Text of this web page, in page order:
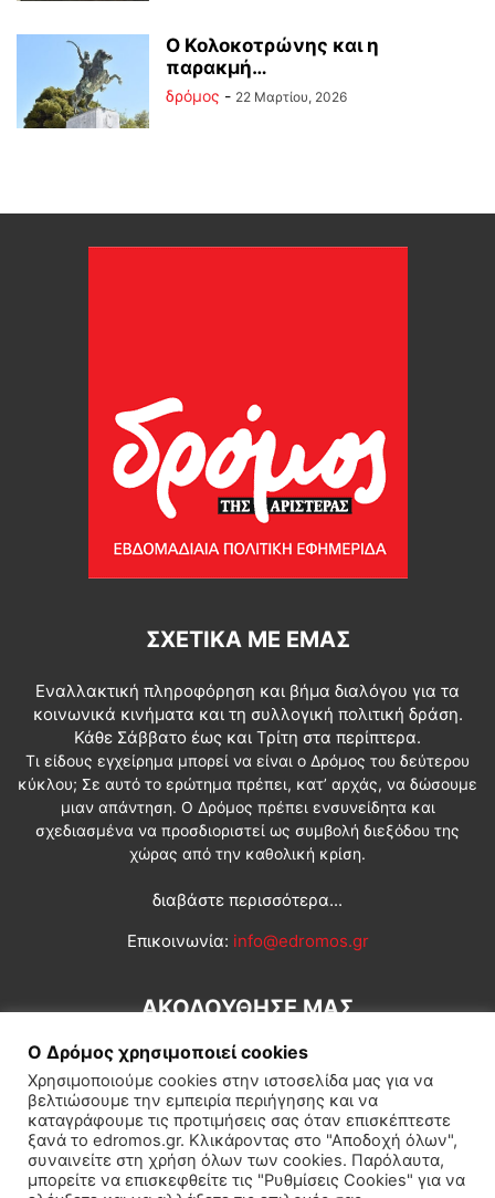
Ο Κολοκοτρώνης και η
παρακμή…
δρόμος - 22 Μαρτίου, 2026
ΣΧΕΤΙΚΆ ΜΕ ΕΜΆΣ
Εναλλακτική πληροφόρηση και βήμα διαλόγου για τα
κοινωνικά κινήματα και τη συλλογική πολιτική δράση.
Κάθε Σάββατο έως και Τρίτη στα περίπτερα.
Τι είδους εγχείρημα μπορεί να είναι ο Δρόμος του δεύτερου
κύκλου; Σε αυτό το ερώτημα πρέπει, κατ’ αρχάς, να δώσουμε
μιαν απάντηση. Ο Δρόμος πρέπει ενσυνείδητα και
σχεδιασμένα να προσδιοριστεί ως συμβολή διεξόδου της
χώρας από την καθολική κρίση.
διαβάστε περισσότερα...
Επικοινωνία: info@edromos.gr
ΑΚΟΛΟΥΘΗΣΕ ΜΑΣ
Εγγραφή συνδρομητή Πολιτική Διεθνή Κοινωνία
Ο Δρόμος χρησιμοποιεί cookies
Χρησιμοποιούμε cookies στην ιστοσελίδα μας για να
βελτιώσουμε την εμπειρία περιήγησης και να
καταγράφουμε τις προτιμήσεις σας όταν επισκέπτεστε
ξανά το edromos.gr. Κλικάροντας στο "Αποδοχή όλων",
συναινείτε στη χρήση όλων των cookies. Παρόλαυτα,
μπορείτε να επισκεφθείτε τις "Ρυθμίσεις Cookies" για να